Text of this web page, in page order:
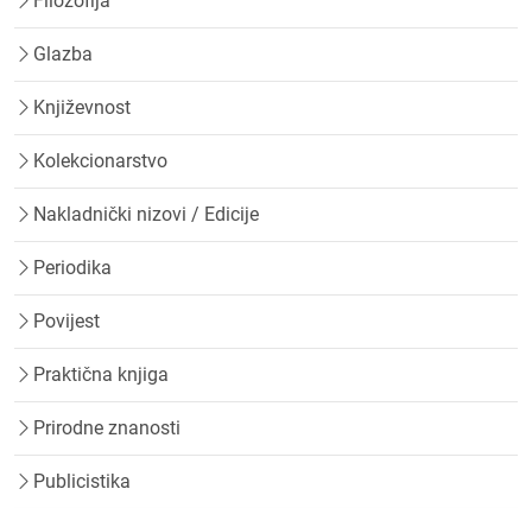
Glazba
Književnost
Kolekcionarstvo
Nakladnički nizovi / Edicije
Periodika
Povijest
Praktična knjiga
Prirodne znanosti
Publicistika